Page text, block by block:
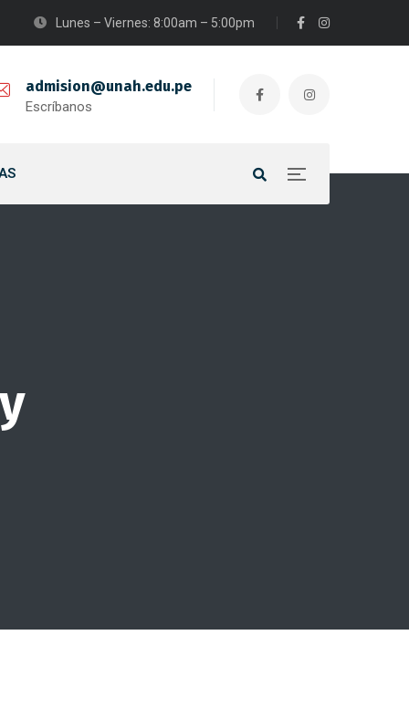
Lunes – Viernes: 8:00am – 5:00pm
admision@unah.edu.pe
Escríbanos